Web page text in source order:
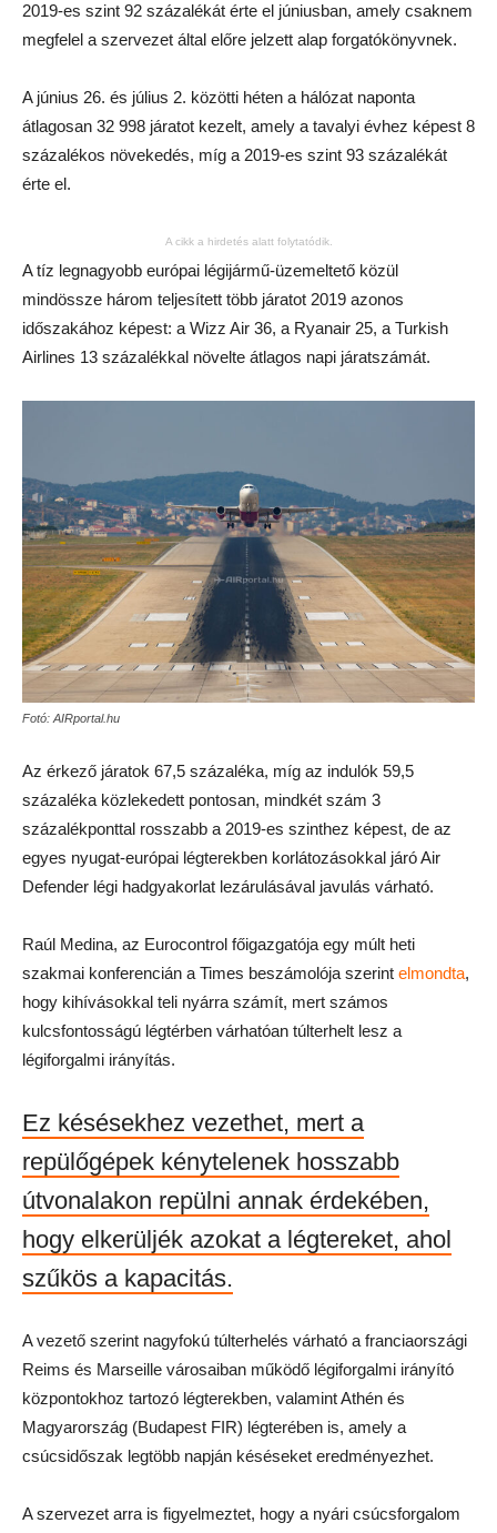
2019-es szint 92 százalékát érte el júniusban, amely csaknem
megfelel a szervezet által előre jelzett alap forgatókönyvnek.
A június 26. és július 2. közötti héten a hálózat naponta
átlagosan 32 998 járatot kezelt, amely a tavalyi évhez képest 8
százalékos növekedés, míg a 2019-es szint 93 százalékát
érte el.
A cikk a hirdetés alatt folytatódik.
A tíz legnagyobb európai légijármű-üzemeltető közül
mindössze három teljesített több járatot 2019 azonos
időszakához képest: a Wizz Air 36, a Ryanair 25, a Turkish
Airlines 13 százalékkal növelte átlagos napi járatszámát.
Fotó: AIRportal.hu
Az érkező járatok 67,5 százaléka, míg az indulók 59,5
százaléka közlekedett pontosan, mindkét szám 3
százalékponttal rosszabb a 2019-es szinthez képest, de az
egyes nyugat-európai légterekben korlátozásokkal járó Air
Defender légi hadgyakorlat lezárulásával javulás várható.
Raúl Medina, az Eurocontrol főigazgatója egy múlt heti
szakmai konferencián a Times beszámolója szerint elmondta,
hogy kihívásokkal teli nyárra számít, mert számos
kulcsfontosságú légtérben várhatóan túlterhelt lesz a
légiforgalmi irányítás.
Ez késésekhez vezethet, mert a
repülőgépek kénytelenek hosszabb
útvonalakon repülni annak érdekében,
hogy elkerüljék azokat a légtereket, ahol
szűkös a kapacitás.
A vezető szerint nagyfokú túlterhelés várható a franciaországi
Reims és Marseille városaiban működő légiforgalmi irányító
központokhoz tartozó légterekben, valamint Athén és
Magyarország (Budapest FIR) légterében is, amely a
csúcsidőszak legtöbb napján késéseket eredményezhet.
A szervezet arra is figyelmeztet, hogy a nyári csúcsforgalom